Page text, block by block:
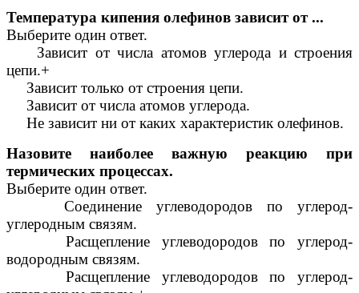
Температура кипения олефинов зависит от ...
Выберите один ответ.
Зависит от числа атомов углерода и строения
цепи.+
Зависит только от строения цепи.
Зависит от числа атомов углерода.
Не зависит ни от каких характеристик олефинов.
Назовите наиболее важную реакцию при
термических процессах.
Выберите один ответ.
Соединение углеводородов по углерод-
углеродным связям.
Расщепление углеводородов по углерод-
водородным связям.
Расщепление углеводородов по углерод-